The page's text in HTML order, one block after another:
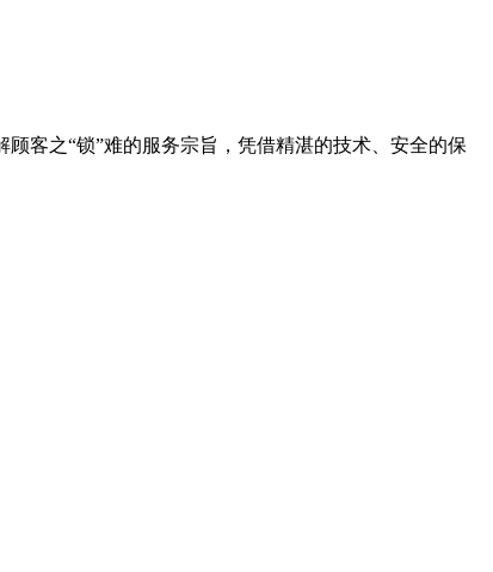
客之“锁”难的服务宗旨，凭借精湛的技术、安全的保